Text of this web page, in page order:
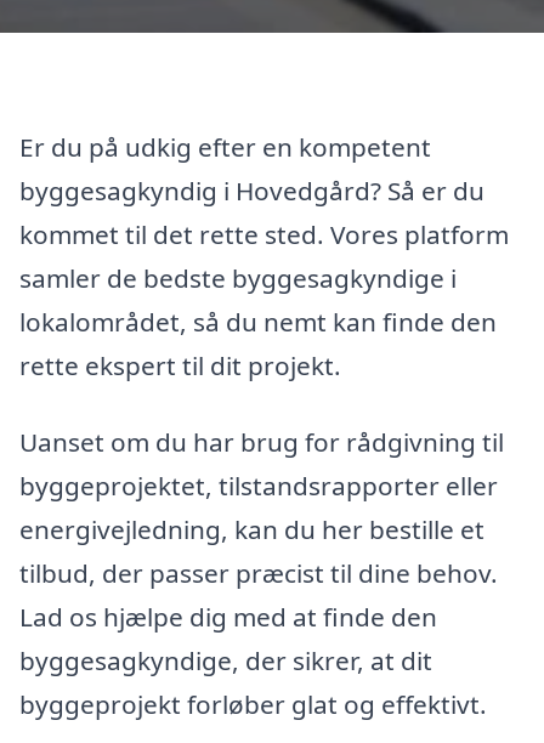
Er du på udkig efter en kompetent
byggesagkyndig i Hovedgård? Så er du
kommet til det rette sted. Vores platform
samler de bedste byggesagkyndige i
lokalområdet, så du nemt kan finde den
rette ekspert til dit projekt.
Uanset om du har brug for rådgivning til
byggeprojektet, tilstandsrapporter eller
energivejledning, kan du her bestille et
tilbud, der passer præcist til dine behov.
Lad os hjælpe dig med at finde den
byggesagkyndige, der sikrer, at dit
byggeprojekt forløber glat og effektivt.